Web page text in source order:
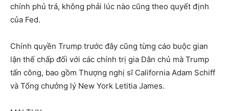
chính phủ trả, không phải lúc nào cũng theo quyết định
của Fed.
Chính quyền Trump trước đây cũng từng cáo buộc gian
lận thế chấp đối với các chính trị gia Dân chủ mà Trump
tấn công, bao gồm Thượng nghị sĩ California Adam Schiff
và Tổng chưởng lý New York Letitia James.